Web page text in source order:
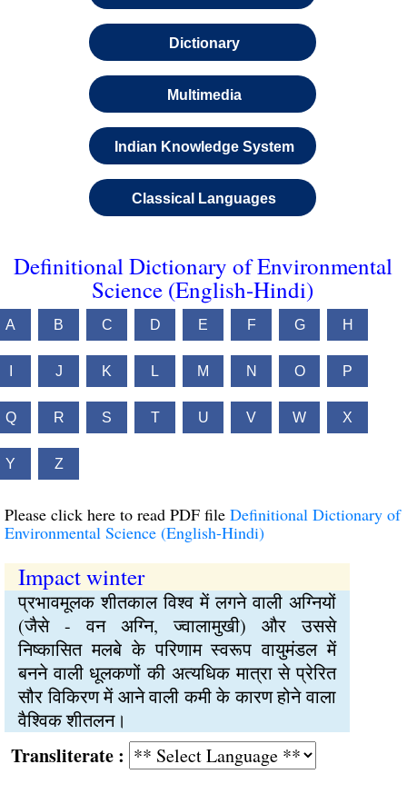
Dictionary
Multimedia
Indian Knowledge System
Classical Languages
Definitional Dictionary of Environmental
Science (English-Hindi)
A B C D E F G H
J K L M N O P
Q R S T U V W X
Y Z
Please click here to read PDF file Definitional Dictionary of
Environmental Science (English-Hindi)
Impact winter
प्रभावमूलक शीतकाल विश्‍व में लगने वाली अग्‍नियों
(जैसे - वन अग्‍नि, ज्वालामुखी) और उससे
निष्कासित मलबे के परिणाम स्वरूप वायुमंडल में
बनने वाली धूलकणों की अत्यधिक मात्रा से प्रेरित
सौर विकिरण में आने वाली कमी के कारण होने वाला
वैश्‍विक शीतलन।
: